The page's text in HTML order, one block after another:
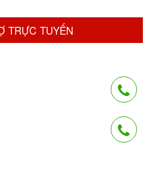
TRỰC TUYẾN